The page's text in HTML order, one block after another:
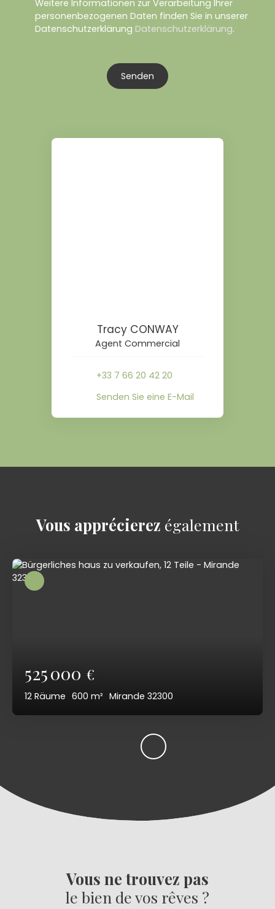
Weitere Informationen zur Verarbeitung Ihrer
personenbezogenen Daten finden Sie in unserer
Datenschutzerklärung Datenschutzerklärung.
Senden
Tracy CONWAY
Agent Commercial
+33 7 66 20 42 20
Senden Sie eine E-Mail
Vous apprécierez également
525 000 €
12 Räume 600 m² Mirande 32300
Vous ne trouvez pas
le bien de vos rêves ?